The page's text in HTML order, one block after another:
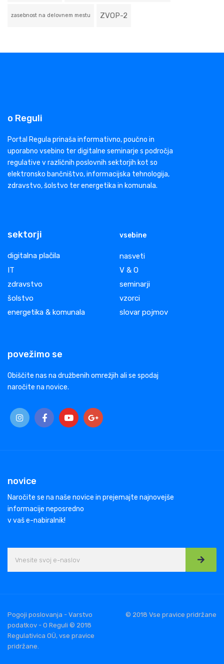
zasebnost na delovnem mestu ZVOP-2
o Reguli
Portal Regula prinaša informativno, poučno in
uporabno vsebino ter digitalne seminarje s področja
regulative v različnih poslovnih sektorjih kot so
elektronsko bančništvo, informacijska tehnologija,
zdravstvo, šolstvo ter energetika in komunala.
sektorji
digitalna plačila
IT
zdravstvo
šolstvo
energetika & komunala
vsebine
nasveti
V & O
seminarji
vzorci
slovar pojmov
povežimo se
Obiščite nas na družbenih omrežjih ali se spodaj
naročite na novice.
novice
Naročite se na naše novice in prejemajte najnovejše
informacije neposredno
v vaš e-nabiralnik!
Pogoji poslovanja - Varstvo
podatkov - O Reguli © 2018
Regulativica OÜ, vse pravice
pridržane.
© 2018 Vse pravice pridržane